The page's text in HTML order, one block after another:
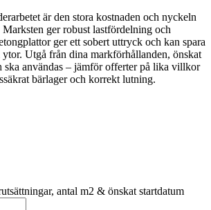
är den stora kostnaden och nyckeln
ger robust lastfördelning och
ger ett sobert uttryck och kan spara
Utgå från dina markförhållanden, önskat
ska användas – jämför offerter på lika villkor
bärlager och korrekt lutning.
antal m2 & önskat startdatum